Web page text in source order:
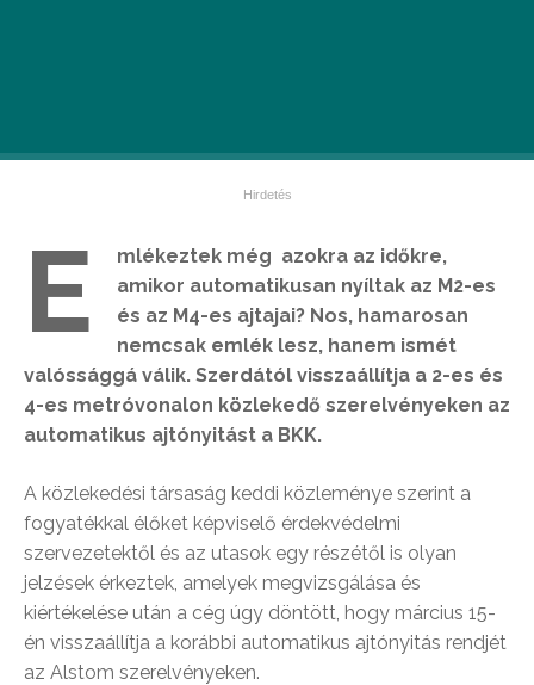
E
mlékeztek még azokra az időkre,
amikor automatikusan nyíltak az M2-es
és az M4-es ajtajai? Nos, hamarosan
nemcsak emlék lesz, hanem ismét
valóssággá válik. Szerdától visszaállítja a 2-es és
4-es metróvonalon közlekedő szerelvényeken az
automatikus ajtónyitást a BKK.
A közlekedési társaság keddi közleménye szerint a
fogyatékkal élőket képviselő érdekvédelmi
szervezetektől és az utasok egy részétől is olyan
jelzések érkeztek, amelyek megvizsgálása és
kiértékelése után a cég úgy döntött, hogy március 15-
én visszaállítja a korábbi automatikus ajtónyitás rendjét
az Alstom szerelvényeken.